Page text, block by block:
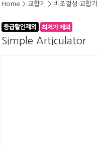
Home > 교합기 > 비조절성 교합기
Simple Articulator